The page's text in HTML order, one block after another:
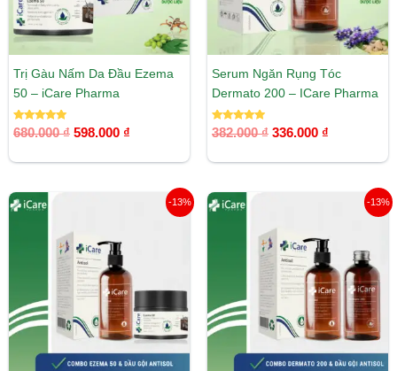
Trị Gàu Nấm Da Đầu Ezema
50 – iCare Pharma
Được xếp
hạng
680.000₫ 598.000 ₫
Serum Ngăn Rụng Tóc
Dermato 200 – ICare Pharma
Được xếp
hạng
382.000₫ 336.000 ₫
-13%
là:
848.000 ₫.
-13%
là:
665.000 ₫.là:
578.000 ₫.